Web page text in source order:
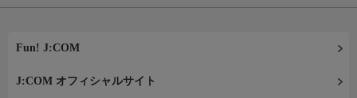
Fun! J:COM
J:COM オフィシャルサイト